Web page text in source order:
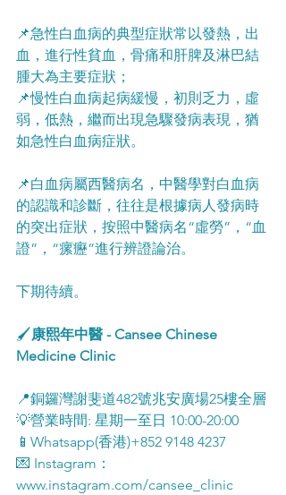
📌急性白血病的典型症狀常以發熱，出
血，進行性貧血，骨痛和肝脾及淋巴結
腫大為主要症狀；
📌慢性白血病起病緩慢，初則乏力，虛
弱，低熱，繼而出現急驟發病表現，猶
如急性白血病症狀。
📌白血病屬西醫病名，中醫學對白血病
的認識和診斷，往往是根據病人發病時
的突出症狀，按照中醫病名“虛勞”，“血
證”，“瘰癧”進行辨證論治。
下期待續。
🖌️康熙年中醫 - Cansee Chinese
Medicine Clinic
📍銅鑼灣謝斐道482號兆安廣場25樓全層
💡營業時間: 星期一至日 10:00-20:00
📱Whatsapp(香港)+852 9148 4237
💌 Instagram：
www.instagram.com/cansee_clinic